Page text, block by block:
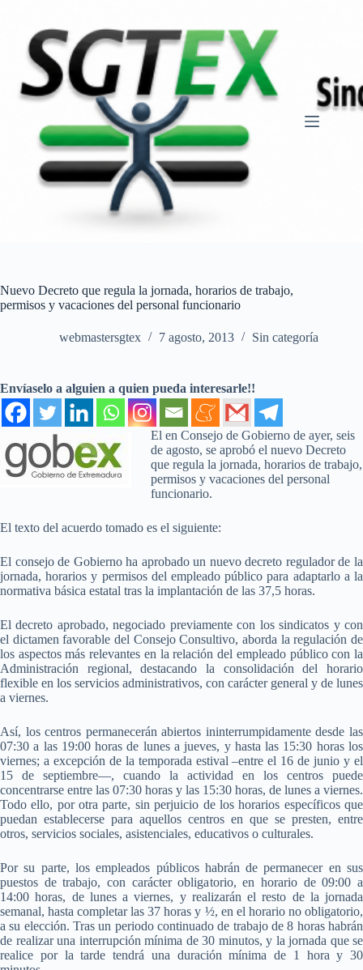
contenido
Nuevo Decreto que regula la jornada, horarios de trabajo,
permisos y vacaciones del personal funcionario
webmastersgtex 7 agosto, 2013 Sin categoría
Envíaselo a alguien a quien pueda interesarle!!
El en Consejo de Gobierno de ayer, seis
de agosto, se aprobó el nuevo Decreto
que regula la jornada, horarios de trabajo,
permisos y vacaciones del personal
funcionario.
El texto del acuerdo tomado es el siguiente:
El consejo de Gobierno ha aprobado un nuevo decreto regulador de la
jornada, horarios y permisos del empleado público para adaptarlo a la
normativa básica estatal tras la implantación de las 37,5 horas.
El decreto aprobado, negociado previamente con los sindicatos y con
el dictamen favorable del Consejo Consultivo, aborda la regulación de
los aspectos más relevantes en la relación del empleado público con la
Administración regional, destacando la consolidación del horario
flexible en los servicios administrativos, con carácter general y de lunes
a viernes.
Así, los centros permanecerán abiertos ininterrumpidamente desde las
07:30 a las 19:00 horas de lunes a jueves, y hasta las 15:30 horas los
viernes; a excepción de la temporada estival –entre el 16 de junio y el
15 de septiembre—, cuando la actividad en los centros puede
concentrarse entre las 07:30 horas y las 15:30 horas, de lunes a viernes.
Todo ello, por otra parte, sin perjuicio de los horarios específicos que
puedan establecerse para aquellos centros en que se presten, entre
otros, servicios sociales, asistenciales, educativos o culturales.
Por su parte, los empleados públicos habrán de permanecer en sus
puestos de trabajo, con carácter obligatorio, en horario de 09:00 a
14:00 horas, de lunes a viernes, y realizarán el resto de la jornada
semanal, hasta completar las 37 horas y ½, en el horario no obligatorio,
a su elección. Tras un periodo continuado de trabajo de 8 horas habrán
de realizar una interrupción mínima de 30 minutos, y la jornada que se
realice por la tarde tendrá una duración mínima de 1 hora y 30